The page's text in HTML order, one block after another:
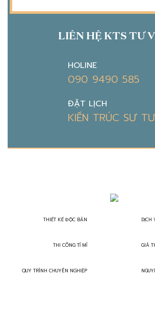
LIÊN HỆ KTS TƯ
HOLINE
090 9490 585
ĐẶT LỊCH
KIẾN TRÚC SƯ
THIẾT KẾ ĐỘC BẢN
THI CÔNG TỈ MỈ
QUY TRÌNH CHUYÊN NGHIỆP
DỊCH
GIÁ